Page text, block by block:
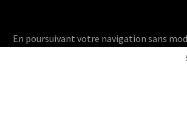
En poursuivant votre navigation sans